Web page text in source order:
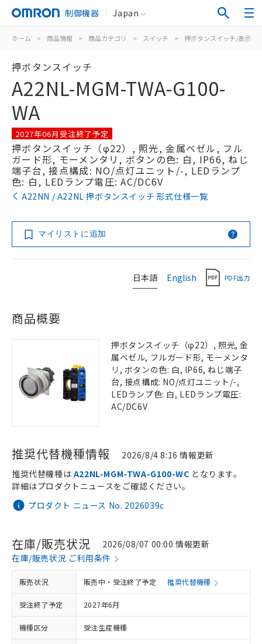
制御機器 Japan
ホーム > 商品情報 > 商品カテゴリ > スイッチ > 押ボタンスイッチ/表示灯
押ボタンスイッチ
A22NL-MGM-TWA-G100-
WA
2027年06月受注終了予定
押ボタンスイッチ（φ22）, 照光, 金属ベゼル, フル
ガード形, モーメンタリ, ボタンの色: 白, IP66, ねじ
端子台, 接点構成: NO/点灯ユニット/-, LEDランプ
色: 白, LEDランプ電圧: AC/DC6V
A22NN / A22NL 押ボタンスイッチ 形式仕様一覧
マイリストに追加
日本語 English PDF出力
商品概要
押ボタンスイッチ（φ22）, 照光, 金
属ベゼル, フルガード形, モーメンタ
リ, ボタンの色: 白, IP66, ねじ端子
台, 接点構成: NO/点灯ユニット/-,
LEDランプ色: 白, LEDランプ電圧:
AC/DC6V
推奨代替機種情報 2026/8/4 8:16 情報更新
プロダクト ニュース No. 2026039c
推奨代替機種は A22NL-MGM-TWA-G100-WC となります。
詳細はプロダクトニュースをご確認ください。
在庫/販売状況
2026/08/07 00:00 情報更新
在庫/販売状況 ご利用条件
販売状況 販売中・受注終了予定 推奨代替機種
受注終了予定 2027年6月
機種区分 受注生産機種